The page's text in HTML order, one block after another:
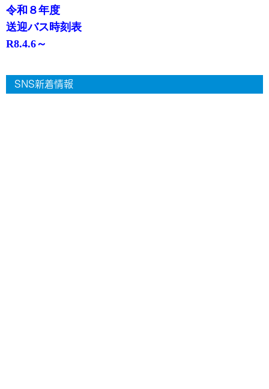
令和８年度
送迎バス時刻表
R8.4.6～
SNS新着情報